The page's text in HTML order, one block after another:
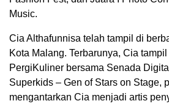
Music.
Cia Althafunnisa telah tampil di
Kota Malang. Terbarunya, Cia
PergiKuliner bersama Senada
Superkids – Gen of Stars on Stage,
mengantarkan Cia menjadi artis